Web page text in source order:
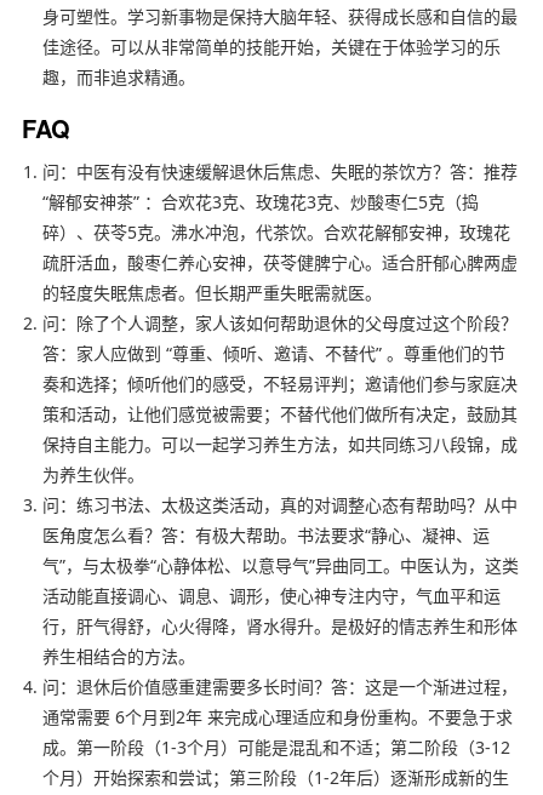
身可塑性。学习新事物是保持大脑年轻、获得成长感和自信的最
佳途径。可以从非常简单的技能开始，关键在于体验学习的乐
趣，而非追求精通。
FAQ
问：中医有没有快速缓解退休后焦虑、失眠的茶饮方？答：推荐
“解郁安神茶” ：合欢花3克、玫瑰花3克、炒酸枣仁5克（捣
碎）、茯苓5克。沸水冲泡，代茶饮。合欢花解郁安神，玫瑰花
疏肝活血，酸枣仁养心安神，茯苓健脾宁心。适合肝郁心脾两虚
的轻度失眠焦虑者。但长期严重失眠需就医。
问：除了个人调整，家人该如何帮助退休的父母度过这个阶段？
答：家人应做到 “尊重、倾听、邀请、不替代” 。尊重他们的节
奏和选择；倾听他们的感受，不轻易评判；邀请他们参与家庭决
策和活动，让他们感觉被需要；不替代他们做所有决定，鼓励其
保持自主能力。可以一起学习养生方法，如共同练习八段锦，成
为养生伙伴。
问：练习书法、太极这类活动，真的对调整心态有帮助吗？从中
医角度怎么看？答：有极大帮助。书法要求“静心、凝神、运
气”，与太极拳“心静体松、以意导气”异曲同工。中医认为，这类
活动能直接调心、调息、调形，使心神专注内守，气血平和运
行，肝气得舒，心火得降，肾水得升。是极好的情志养生和形体
养生相结合的方法。
问：退休后价值感重建需要多长时间？答：这是一个渐进过程，
通常需要 6个月到2年 来完成心理适应和身份重构。不要急于求
成。第一阶段（1-3个月）可能是混乱和不适；第二阶段（3-12
个月）开始探索和尝试；第三阶段（1-2年后）逐渐形成新的生